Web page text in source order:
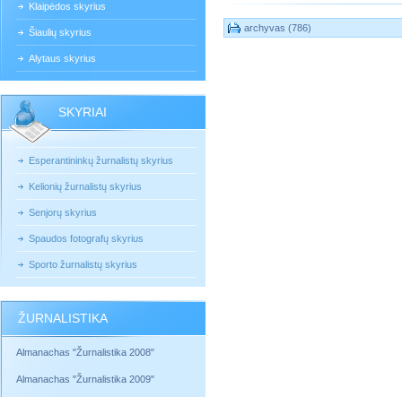
Klaipėdos skyrius
Šiaulių skyrius
Alytaus skyrius
SKYRIAI
Esperantininkų žurnalistų skyrius
Kelionių žurnalistų skyrius
Senjorų skyrius
Spaudos fotografų skyrius
Sporto žurnalistų skyrius
ŽURNALISTIKA
Almanachas "Žurnalistika 2008"
Almanachas "Žurnalistika 2009"
archyvas (786)